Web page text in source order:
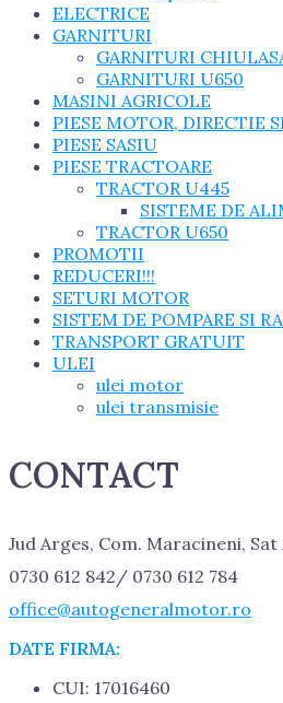
ELECTRICE
GARNITURI
GARNITURI
GARNITURI U650
MASINI AGRICOLE
PIESE MOTOR, DIRECTIE
PIESE SASIU
PIESE TRACTOARE
TRACTOR U445
SISTEME DE
TRACTOR U650
PROMOTII
REDUCERI!!!
SETURI MOTOR
SISTEM DE POMPARE SI
TRANSPORT GRATUIT
ULEI
ulei motor
ulei transmisie
CONTACT
Jud Arges, Com. Maracineni,
0730 612 842/ 0730 612 784
office@autogeneralmotor.ro
DATE FIRMA:
CUI: 17016460